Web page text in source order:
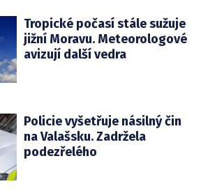
Tropické počasí stále sužuje
jižní Moravu. Meteorologové
avizují další vedra
Policie vyšetřuje násilný čin
na Valašsku. Zadržela
podezřelého